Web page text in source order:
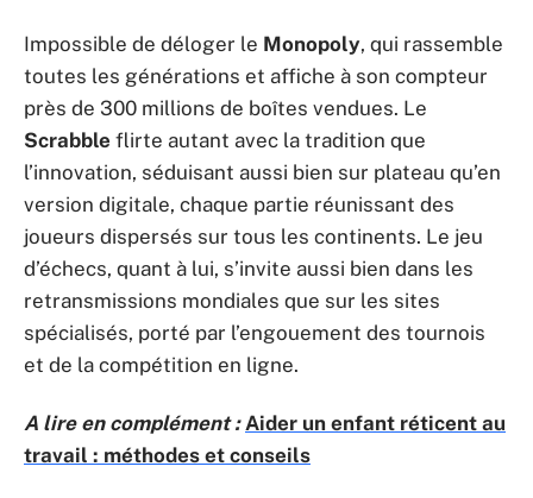
Impossible de déloger le Monopoly, qui rassemble
toutes les générations et affiche à son compteur
près de 300 millions de boîtes vendues. Le
Scrabble flirte autant avec la tradition que
l’innovation, séduisant aussi bien sur plateau qu’en
version digitale, chaque partie réunissant des
joueurs dispersés sur tous les continents. Le jeu
d’échecs, quant à lui, s’invite aussi bien dans les
retransmissions mondiales que sur les sites
spécialisés, porté par l’engouement des tournois
et de la compétition en ligne.
A lire en complément : Aider un enfant réticent au
travail : méthodes et conseils